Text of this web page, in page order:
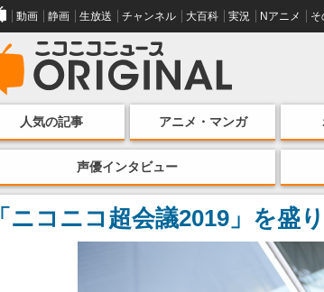
動画 静画 生放送 チャンネル 大百科 実況 Nアニメ
人気の記事 アニメ・マンガ
声優インタビュー
「ニコニコ超会議2019」を盛